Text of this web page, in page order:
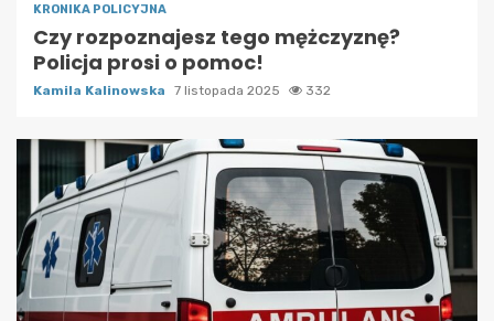
KRONIKA POLICYJNA
Czy rozpoznajesz tego mężczyznę?
Policja prosi o pomoc!
Kamila Kalinowska 7 listopada 2025 332